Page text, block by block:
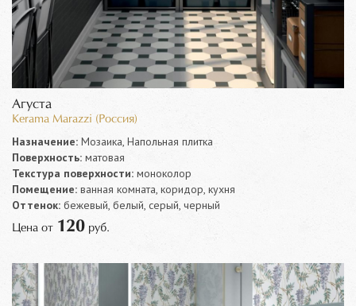
Агуста
Kerama Marazzi (Россия)
Назначение: Мозаика, Напольная плитка
Поверхность: матовая
Текстура поверхности: моноколор
Помещение: ванная комната, коридор, кухня
Оттенок: бежевый, белый, серый, черный
Цена от 120 руб.